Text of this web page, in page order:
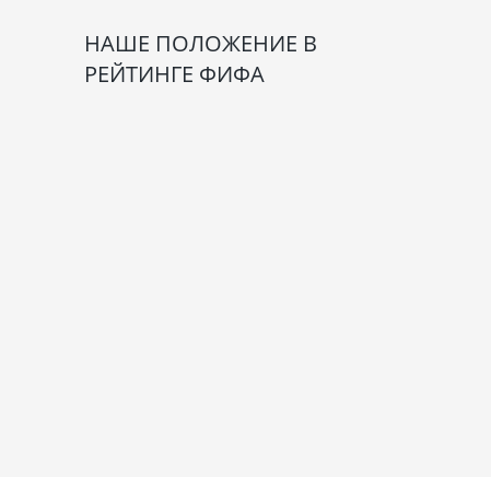
НАШЕ ПОЛОЖЕНИЕ В
РЕЙТИНГЕ ФИФА